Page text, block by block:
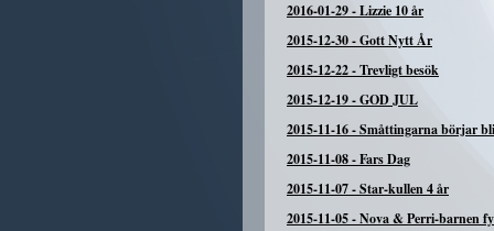
2016-01-29-Lizzie 10 år
2015-12-30-Gott Nytt År
2015-12-22-Trevligt besök
2015-12-19-GOD JUL
2015-11-16-Småttingarna börjar
2015-11-08-Fars Dag
2015-11-07-Star-kullen 4 år
2015-11-05-Nova & Perri-barnen